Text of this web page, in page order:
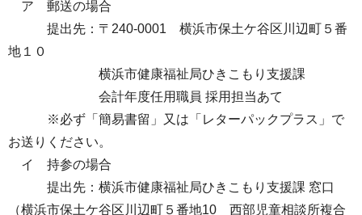
ア 郵送の場合
提出先：〒240-0001 横浜市保土ケ谷区川辺町５番
地１０
横浜市健康福祉局ひきこもり支援課
会計年度任用職員 採用担当あて
※必ず「簡易書留」又は「レターパックプラス」で
お送りください。
イ 持参の場合
提出先：横浜市健康福祉局ひきこもり支援課 窓口
（横浜市保土ケ谷区川辺町５番地10 西部児童相談所複合